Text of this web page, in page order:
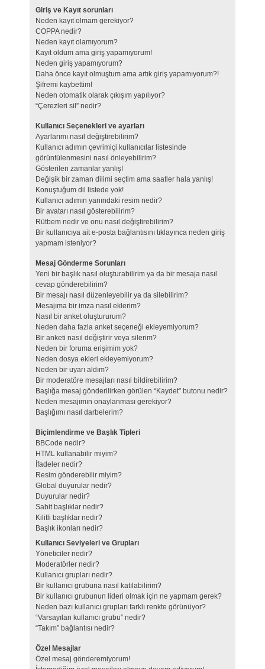
Giriş ve Kayıt sorunları
Neden kayıt olmam gerekiyor?
COPPA nedir?
Neden kayıt olamıyorum?
Kayıt oldum ama giriş yapamıyorum!
Neden giriş yapamıyorum?
Daha önce kayıt olmuştum ama artık giriş yapamıyorum?!
Şifremi kaybettim!
Neden otomatik olarak çıkışım yapılıyor?
“Çerezleri sil” nedir?
Kullanıcı Seçenekleri ve ayarları
Ayarlarımı nasıl değiştirebilirim?
Kullanıcı adımın çevrimiçi kullanıcılar listesinde
görüntülenmesini nasıl önleyebilirim?
Gösterilen zamanlar yanlış!
Değişik bir zaman dilimi seçtim ama saatler hala yanlış!
Konuştuğum dil listede yok!
Kullanıcı adımın yanındaki resim nedir?
Bir avatarı nasıl gösterebilirim?
Rütbem nedir ve onu nasıl değiştirebilirim?
Bir kullanıcıya ait e-posta bağlantısını tıklayınca neden giriş
yapmam isteniyor?
Mesaj Gönderme Sorunları
Yeni bir başlık nasıl oluşturabilirim ya da bir mesaja nasıl
cevap gönderebilirim?
Bir mesajı nasıl düzenleyebilir ya da silebilirim?
Mesajıma bir imza nasıl eklerim?
Nasıl bir anket oluştururum?
Neden daha fazla anket seçeneği ekleyemiyorum?
Bir anketi nasıl değiştirir veya silerim?
Neden bir foruma erişimim yok?
Neden dosya ekleri ekleyemiyorum?
Neden bir uyarı aldım?
Bir moderatöre mesajları nasıl bildirebilirim?
Başlığa mesaj gönderilirken görülen “Kaydet” butonu nedir?
Neden mesajımın onaylanması gerekiyor?
Başlığımı nasıl darbelerim?
Biçimlendirme ve Başlık Tipleri
BBCode nedir?
HTML kullanabilir miyim?
İfadeler nedir?
Resim gönderebilir miyim?
Global duyurular nedir?
Duyurular nedir?
Sabit başlıklar nedir?
Kilitli başlıklar nedir?
Başlık ikonları nedir?
Kullanıcı Seviyeleri ve Grupları
Yöneticiler nedir?
Moderatörler nedir?
Kullanıcı grupları nedir?
Bir kullanıcı grubuna nasıl katılabilirim?
Bir kullanıcı grubunun lideri olmak için ne yapmam gerek?
Neden bazı kullanıcı grupları farklı renkte görünüyor?
“Varsayılan kullanıcı grubu” nedir?
“Takım” bağlantısı nedir?
Özel Mesajlar
Özel mesaj gönderemiyorum!